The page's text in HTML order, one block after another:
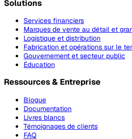
Solutions
Services financiers
Marques de vente au détail et
Logistique et distribution
Fabrication et opérations sur le
Gouvernement et secteur public
Éducation
Ressources & Entreprise
Blogue
Documentation
Livres blancs
Témoignages de clients
FAQ